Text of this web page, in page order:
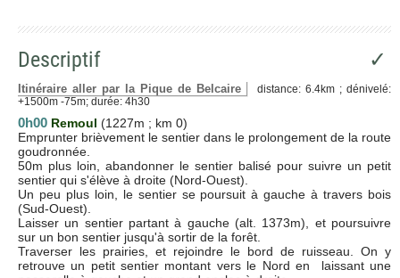
Descriptif ✓
Itinéraire aller par la Pique de Belcaire
distance: 6.4km ; dénivelé:
+1500m -75m; durée: 4h30
0h00 Remoul (1227m ; km 0)
Emprunter brièvement le sentier dans le prolongement de la route
goudronnée.
50m plus loin, abandonner le sentier balisé pour suivre un petit
sentier qui s'élève à droite (Nord-Ouest).
Un peu plus loin, le sentier se poursuit à gauche à travers bois
(Sud-Ouest).
Laisser un sentier partant à gauche (alt. 1373m), et poursuivre
sur un bon sentier jusqu'à sortir de la forêt.
Traverser les prairies, et rejoindre le bord de ruisseau. On y
retrouve un petit sentier montant vers le Nord en laissant une